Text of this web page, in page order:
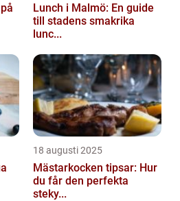
Lunch i Malmö: En guide
till stadens smakrika
lunc...
18 augusti 2025
Mästarkocken tipsar: Hur
du får den perfekta
steky...